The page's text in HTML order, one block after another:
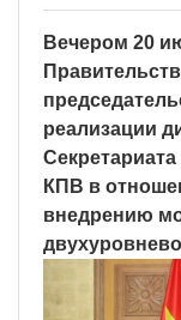
Вечером 20
реализации
КПВ в
внедрению